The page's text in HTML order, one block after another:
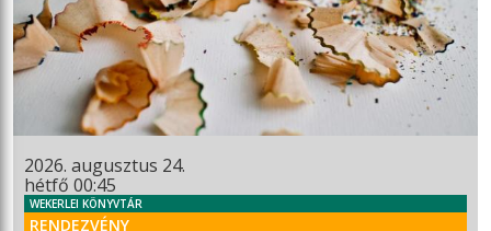
2026. augusztus 24.
hétfő 00:45
WEKERLEI KÖNYVTÁR
RENDEZVÉNY